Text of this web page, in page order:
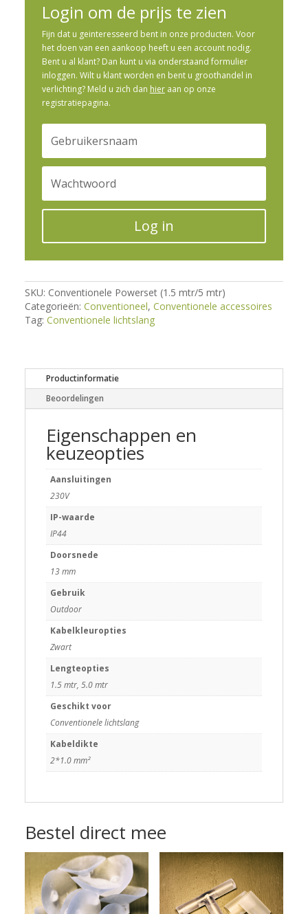
Login om de prijs te zien
Fijn dat u geinteresseerd bent in onze producten. Voor
het doen van een aankoop heeft u een account nodig.
Bent u al klant? Dan kunt u via onderstaand formulier
inloggen. Wilt u klant worden en bent u groothandel in
verlichting? Meld u zich dan hieraan op onze
registratiepagina.
Log in
SKU: Conventionele Powerset (1.5 mtr/5 mtr)
Categorieën: Conventioneel, Conventionele accessoires
Tag: Conventionele lichtslang
Productinformatie
Beoordelingen
Eigenschappen en
keuzeopties
Aansluitingen
230V
IP-waarde
IP44
Doorsnede
13 mm
Gebruik
Outdoor
Kabelkleuropties
Zwart
Lengteopties
1.5 mtr, 5.0 mtr
Geschikt voor
Conventionele lichtslang
Kabeldikte
2*1.0 mm²
Bestel direct mee